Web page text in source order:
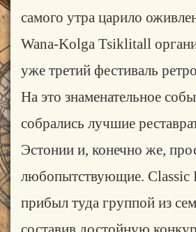
самого утра царило
Wana-Kolga Tsiklitall
уже третий фестиваль
На это знаменательное
собрались лучшие
Эстонии и, конечно же,
любопытствующие. Classic
прибыл туда группой из